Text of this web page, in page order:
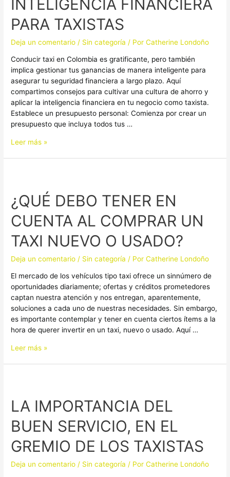
INTELIGENCIA FINANCIERA
PARA TAXISTAS
Deja un comentario / Sin categoría / PorCatherine Londoño
Conducir taxi en Colombia es gratificante, pero también
implica gestionar tus ganancias de manera inteligente para
asegurar tu seguridad financiera a largo plazo. Aquí
compartimos consejos para cultivar una cultura de ahorro y
aplicar la inteligencia financiera en tu negocio como taxista.
Establece un presupuesto personal: Comienza por crear un
presupuesto que incluya todos tus …
FINANCIERA
TAXISTAS
Leer más »
¿QUÉ DEBO TENER EN
CUENTA AL COMPRAR UN
TAXI NUEVO O USADO?
Deja un comentario / Sin categoría / PorCatherine Londoño
El mercado de los vehículos tipo taxi ofrece un sinnúmero de
oportunidades diariamente; ofertas y créditos prometedores
captan nuestra atención y nos entregan, aparentemente,
soluciones a cada uno de nuestras necesidades. Sin embargo,
es importante contemplar y tener en cuenta ciertos ítems a la
hora de querer invertir en un taxi, nuevo o usado. Aquí …
TENER
EN
CUENTA
AL
COMPRAR
TAXI
USADO?
Leer más »
LA IMPORTANCIA DEL
BUEN SERVICIO, EN EL
GREMIO DE LOS TAXISTAS
Deja un comentario / Sin categoría / PorCatherine Londoño
DEL
BUEN
SERVICIO,
EN
EL
DE